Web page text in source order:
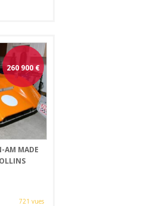
260 900 €
AM MADE
721 vues